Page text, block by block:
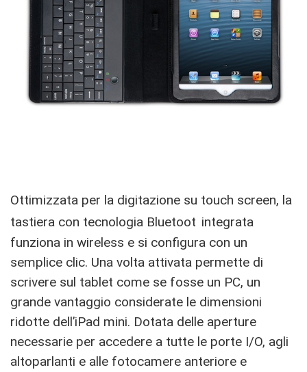
Ottimizzata per la digitazione su touch screen, la
tastiera con tecnologia Bluetoot integrata
funziona in wireless e si configura con un
semplice clic. Una volta attivata permette di
scrivere sul tablet come se fosse un PC, un
grande vantaggio considerate le dimensioni
ridotte dell’iPad mini. Dotata delle aperture
necessarie per accedere a tutte le porte I/O, agli
altoparlanti e alle fotocamere anteriore e